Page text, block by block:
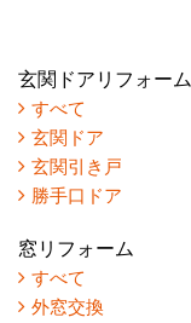
玄関ドアリフォーム
すべて
玄関ドア
玄関引き戸
勝手口ドア
窓リフォーム
すべて
外窓交換